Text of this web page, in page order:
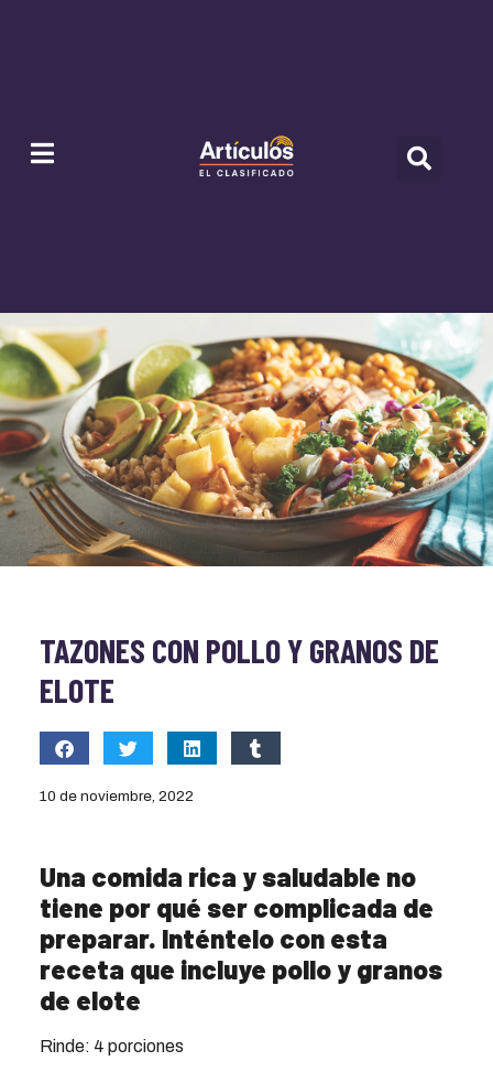
TAZONES CON POLLO Y GRANOS DE
ELOTE
10 de noviembre, 2022
Una comida rica y saludable no
tiene por qué ser complicada de
preparar. Inténtelo con esta
receta que incluye pollo y granos
de elote
Rinde: 4 porciones